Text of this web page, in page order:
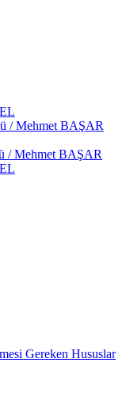
/ Mehmet BAŞAR
/ Mehmet BAŞAR
Gereken Hususlar